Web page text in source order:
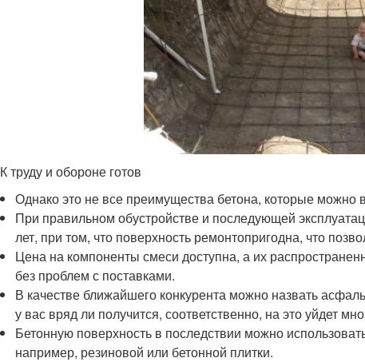
К труду и обороне готов
Однако это не все преимущества бетона, которые можно
При правильном обустройстве и последующей
лет, при том, что поверхность ремонтопригодна, что
Цена на компоненты смеси доступна, а их
без проблем с поставками.
В качестве ближайшего конкурента можно назвать
у вас вряд ли получится, соответственно, на это уйдет
Бетонную поверхность в последствии можно
например, резиновой или бетонной плитки.